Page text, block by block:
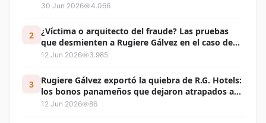
30 Jun 2026 4.066
2
¿Víctima o arquitecto del fraude? Las pruebas
que desmienten a Rugiere Gálvez en el caso de
los bonos de R.G. Hotels y las áreas comunes de
12 Jun 2026 3.985
3
Rugiere Gálvez exportó la quiebra de R.G. Hotels:
los bonos panameños que dejaron atrapados a
inversionistas en Nicaragua y Centroamérica
12 Jun 2026 86